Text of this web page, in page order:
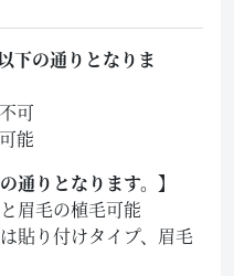
下の通りとなりま
可
能
通りとなります。】
眉毛の植毛可能
貼り付けタイプ、眉毛